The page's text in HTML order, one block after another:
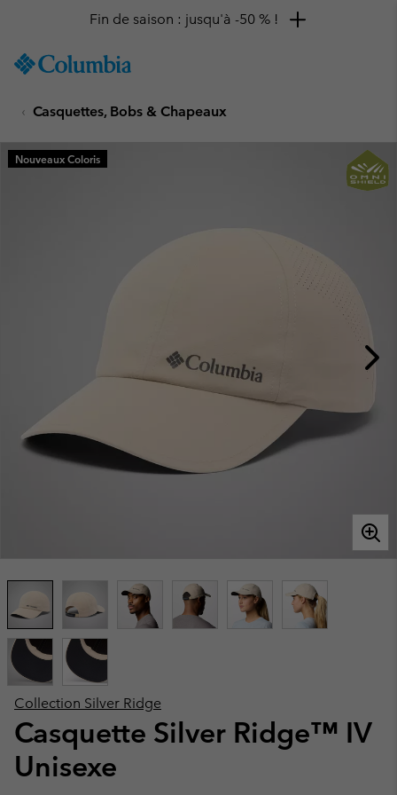
TO
SKIP
MAIN
NAV
Fin de saison : jusqu'à -50 % !
Casquettes, Bobs & Chapeaux
Collection Silver Ridge
Casquette Silver Ridge™ IV
Unisexe
Nouveaux Coloris